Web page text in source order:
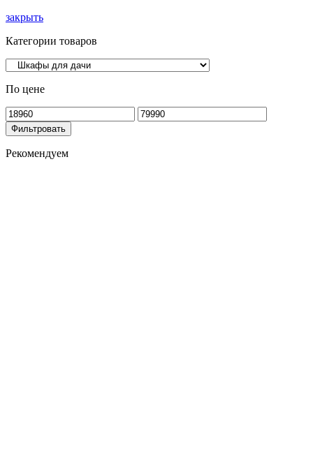
закрыть
Категории товаров
По цене
Фильтровать
Рекомендуем